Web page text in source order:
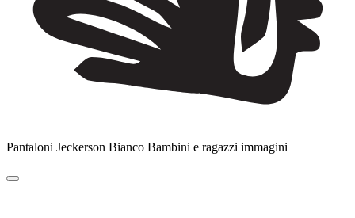
Pantaloni Jeckerson Bianco Bambini e ragazzi immagini